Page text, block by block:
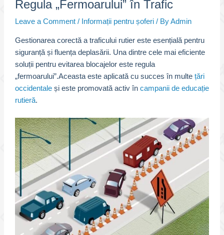
Regula „Fermoarului” în Trafic
Leave a Comment / Informații pentru șoferi/ ByAdmin
Gestionarea corectă a traficului rutier este esențială pentru
siguranță și fluența deplasării. Una dintre cele mai eficiente
soluții pentru evitarea blocajelor este regula
„fermoarului”.Aceasta este aplicată cu succes în multe țări
occidentaleși este promovată activ în campanii de educație
rutieră.